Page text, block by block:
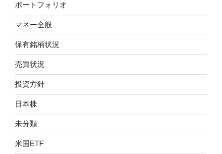
ポートフォリオ
マネー全般
保有銘柄状況
売買状況
投資方針
日本株
未分類
米国ETF